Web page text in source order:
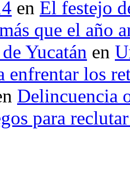
en El festejo
que el año
Yucatán en
enfrentar los
Delincuencia
para